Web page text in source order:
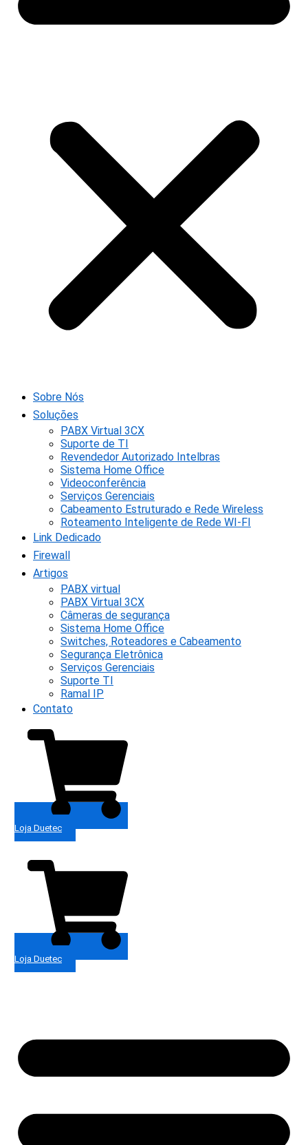
Sobre Nós
Soluções
PABX Virtual 3CX
Suporte de TI
Revendedor Autorizado Intelbras
Sistema Home Office
Videoconferência
Serviços Gerenciais
Cabeamento Estruturado e Rede Wireless
Roteamento Inteligente de Rede WI-FI
Link Dedicado
Firewall
Artigos
PABX virtual
PABX Virtual 3CX
Câmeras de segurança
Sistema Home Office
Switches, Roteadores e Cabeamento
Segurança Eletrônica
Serviços Gerenciais
Suporte TI
Ramal IP
Contato
Loja Duetec
Loja Duetec